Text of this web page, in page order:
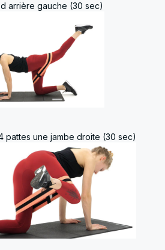
arrière gauche (30 sec)
pattes une jambe droite (30 sec)